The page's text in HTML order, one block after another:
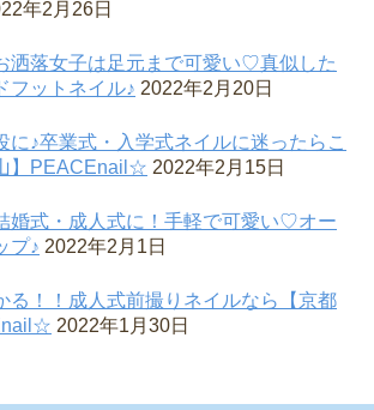
年2月26日
洒落女子は足元まで可愛い♡真似した
フットネイル♪ 2022年2月20日
に♪卒業式・入学式ネイルに迷ったらこ
】PEACEnail☆ 2022年2月15日
婚式・成人式に！手軽で可愛い♡オー
プ♪ 2022年2月1日
る！！成人式前撮りネイルなら【京都
2022年1月30日